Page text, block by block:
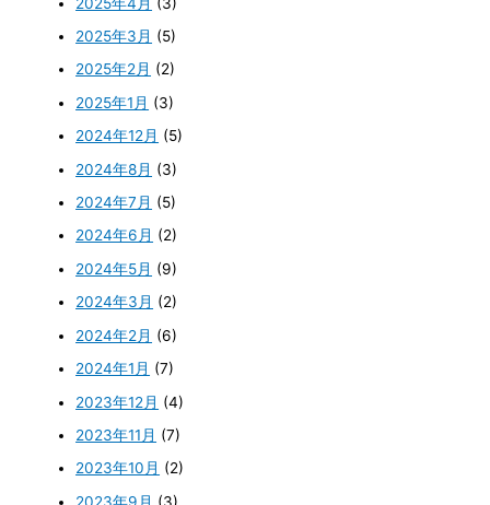
2025年3月 (5)
2025年2月 (2)
2025年1月 (3)
2024年12月 (5)
2024年8月 (3)
2024年7月 (5)
2024年6月 (2)
2024年5月 (9)
2024年3月 (2)
2024年2月 (6)
2024年1月 (7)
2023年12月 (4)
2023年11月 (7)
2023年10月 (2)
2023年9月 (3)